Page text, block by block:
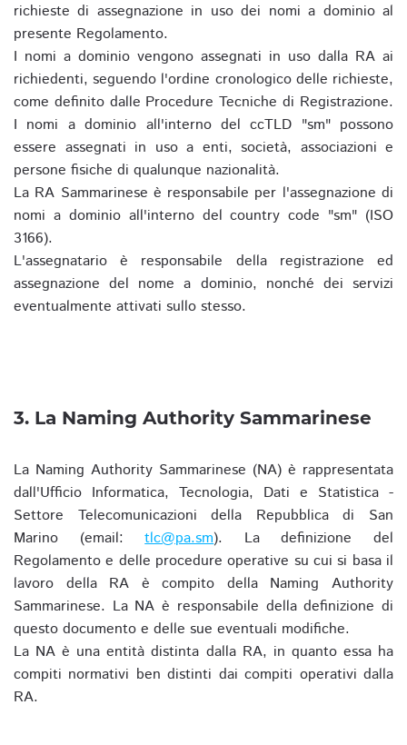
richieste di assegnazione in uso dei nomi a dominio al
presente Regolamento.
I nomi a dominio vengono assegnati in uso dalla RA ai
richiedenti, seguendo l'ordine cronologico delle richieste,
come definito dalle Procedure Tecniche di Registrazione.
I nomi a dominio all'interno del ccTLD "sm" possono
essere assegnati in uso a enti, società, associazioni e
persone fisiche di qualunque nazionalità.
La RA Sammarinese è responsabile per l'assegnazione di
nomi a dominio all'interno del country code "sm" (ISO
3166).
L'assegnatario è responsabile della registrazione ed
assegnazione del nome a dominio, nonché dei servizi
eventualmente attivati sullo stesso.
3. La Naming Authority Sammarinese
La Naming Authority Sammarinese (NA) è rappresentata
dall'Ufficio Informatica, Tecnologia, Dati e Statistica -
Settore Telecomunicazioni della Repubblica di San
Marino (email:tlc@pa.sm). La definizione del
Regolamento e delle procedure operative su cui si basa il
lavoro della RA è compito della Naming Authority
Sammarinese. La NA è responsabile della definizione di
questo documento e delle sue eventuali modifiche.
La NA è una entità distinta dalla RA, in quanto essa ha
compiti normativi ben distinti dai compiti operativi dalla
RA.